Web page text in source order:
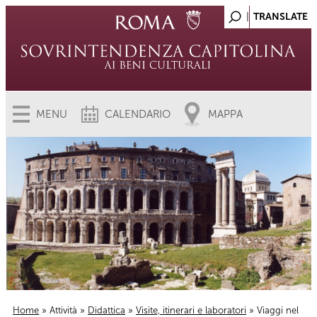
MENU CALENDARIO MAPPA
Home » Attività » Didattica » Visite, itinerari e laboratori » Viaggi nel